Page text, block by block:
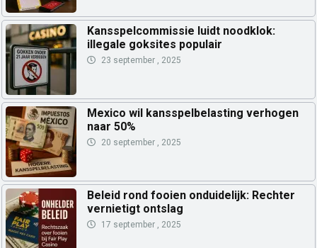
Kansspelcommissie luidt noodklok:
illegale goksites populair
23 september , 2025
Mexico wil kansspelbelasting verhogen
naar 50%
20 september , 2025
Beleid rond fooien onduidelijk: Rechter
vernietigt ontslag
17 september , 2025